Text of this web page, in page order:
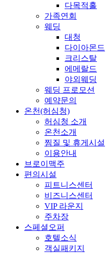
다목적홀
가족연회
웨딩
대청
다이아몬드
크리스탈
에메랄드
야외웨딩
웨딩 프로모션
예약문의
온천(허심청)
허심청 소개
온천소개
찜질 및 휴게시설
이용안내
브로이맥주
편의시설
피트니스센터
비즈니스센터
VIP 라운지
주차장
스페셜오퍼
호텔소식
객실패키지